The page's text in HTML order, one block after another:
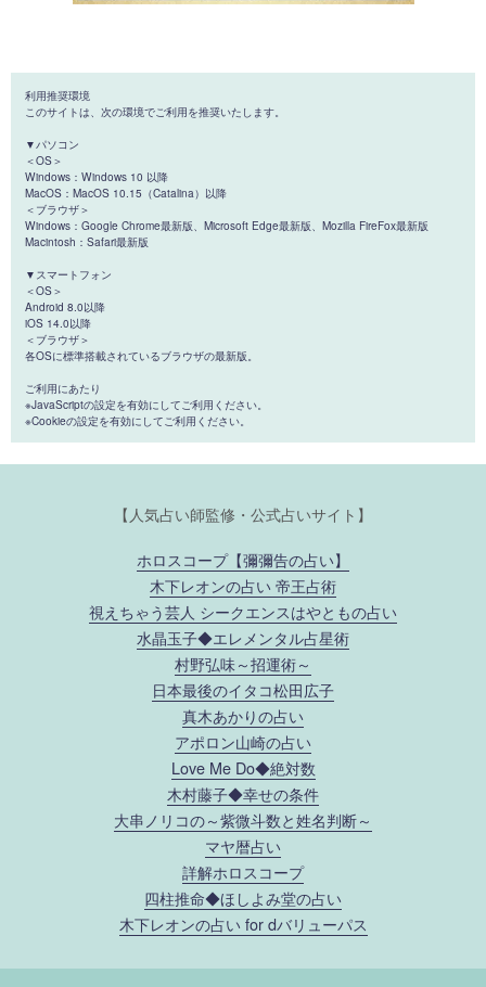
利用推奨環境
このサイトは、次の環境でご利用を推奨いたします。
▼パソコン
＜OS＞
Windows：Windows 10 以降
MacOS：MacOS 10.15（Catalina）以降
＜ブラウザ＞
Windows：Google Chrome最新版、Microsoft Edge最新版、Mozilla FireFox最新版
Macintosh：Safari最新版
▼スマートフォン
＜OS＞
Android 8.0以降
iOS 14.0以降
＜ブラウザ＞
各OSに標準搭載されているブラウザの最新版。
ご利用にあたり
※JavaScriptの設定を有効にしてご利用ください。
※Cookieの設定を有効にしてご利用ください。
【人気占い師監修・公式占いサイト】
ホロスコープ【彌彌告の占い】
木下レオンの占い 帝王占術
視えちゃう芸人 シークエンスはやともの占い
水晶玉子◆エレメンタル占星術
村野弘味～招運術～
日本最後のイタコ松田広子
真木あかりの占い
アポロン山崎の占い
Love Me Do◆絶対数
木村藤子◆幸せの条件
大串ノリコの～紫微斗数と姓名判断～
マヤ暦占い
詳解ホロスコープ
四柱推命◆ほしよみ堂の占い
木下レオンの占い for dバリューパス